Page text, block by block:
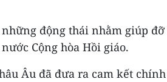
động thái nhằm giúp đỡ
Cộng hòa Hồi giáo.
Âu đã đưa ra cam kết chính